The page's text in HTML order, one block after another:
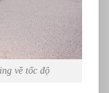
về tốc độ